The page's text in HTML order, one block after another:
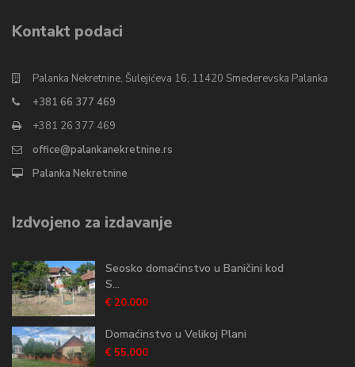
Kontakt podaci
Palanka Nekretnine, Šulejićeva 16, 11420 Smederevska Palanka
+381 66 377 469
+381 26 377 469
office@palankanekretnine.rs
Palanka Nekretnine
Izdvojeno za izdavanje
Seosko domaćinstvo u Baničini kod
S...
€ 20.000
Domaćinstvo u Velikoj Plani
€ 55.000